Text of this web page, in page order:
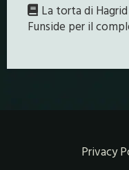
La torta di
Funside per il
Privacy